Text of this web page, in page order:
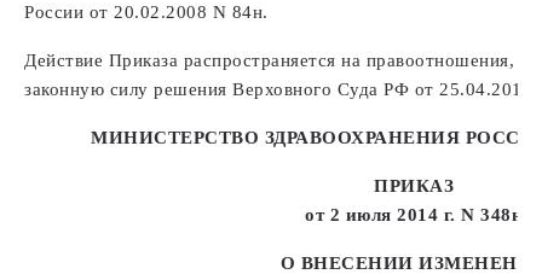
России от 20.02.2008 N 84н.
Действие Приказа распространяется на правоотношения,
законную силу решения Верховного Суда РФ от
МИНИСТЕРСТВО ЗДРАВООХРАНЕНИЯ
ПРИКАЗ
от 2 июля 2014 г. N 348н
О ВНЕСЕНИИ